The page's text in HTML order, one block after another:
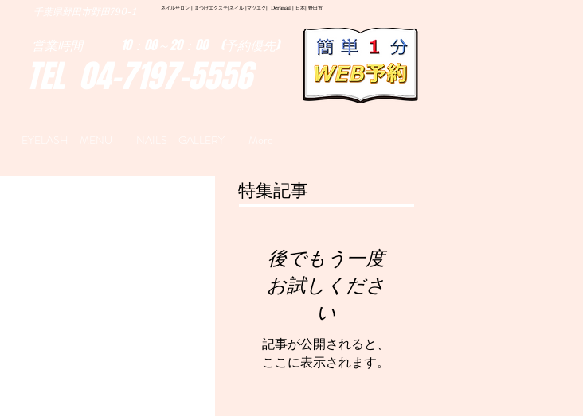
ネイルサロン | まつげエクステ|ネイル |マツエク| Deranail | 日本| 野田市
千葉県野田市野田790-1
TEL 04-7197-5556
営業時間 10：00～20：00 (予約優先)
特集記事
後でもう一度
お試しくださ
い
記事が公開されると、
ここに表示されます。